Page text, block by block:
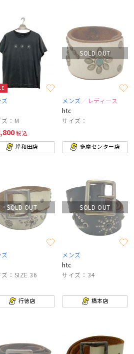
ズ
：M
税込
岸和田店
SOLD OUT
メンズ
レディース
htc
サイズ：
多摩センター店
SOLD OUT
ズ
ズ：SIZE 36
行徳店
SOLD OUT
メンズ
htc
サイズ：34
橋本店